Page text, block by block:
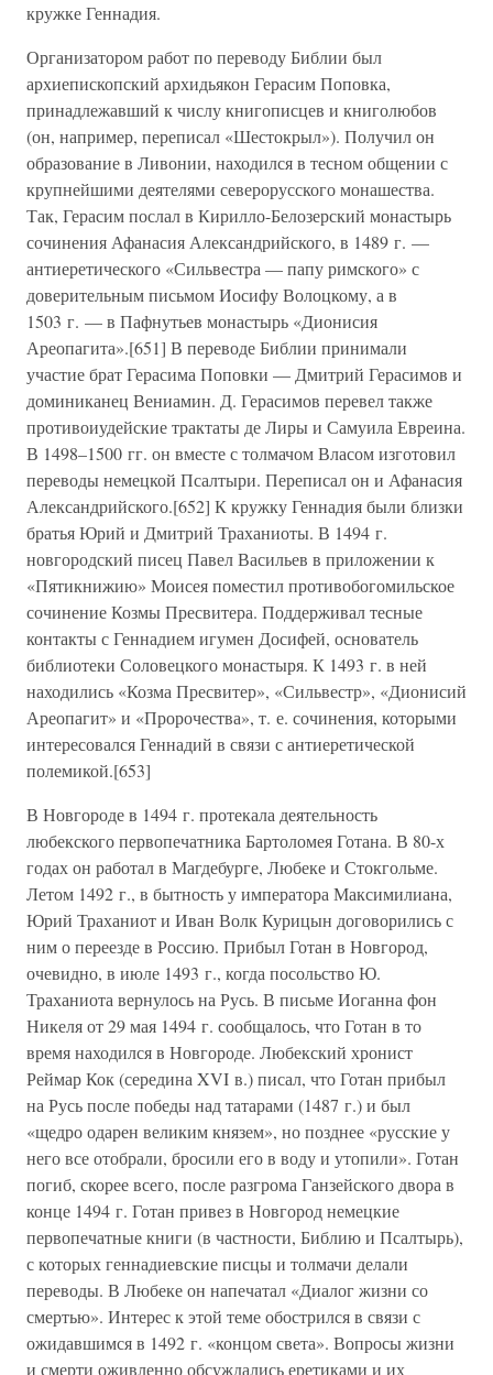
кружке Геннадия.
Организатором работ по переводу Библии был
архиепископский архидьякон Герасим Поповка,
принадлежавший к числу книгописцев и книголюбов
(он, например, переписал «Шестокрыл»). Получил он
образование в Ливонии, находился в тесном общении с
крупнейшими деятелями северорусского монашества.
Так, Герасим послал в Кирилло-Белозерский монастырь
сочинения Афанасия Александрийского, в 1489 г. —
антиеретического «Сильвестра — папу римского» с
доверительным письмом Иосифу Волоцкому, а в
1503 г. — в Пафнутьев монастырь «Дионисия
Ареопагита».[651] В переводе Библии принимали
участие брат Герасима Поповки — Дмитрий Герасимов и
доминиканец Вениамин. Д. Герасимов перевел также
противоиудейские трактаты де Лиры и Самуила Евреина.
В 1498–1500 гг. он вместе с толмачом Власом изготовил
переводы немецкой Псалтыри. Переписал он и Афанасия
Александрийского.[652] К кружку Геннадия были близки
братья Юрий и Дмитрий Траханиоты. В 1494 г.
новгородский писец Павел Васильев в приложении к
«Пятикнижию» Моисея поместил противобогомильское
сочинение Козмы Пресвитера. Поддерживал тесные
контакты с Геннадием игумен Досифей, основатель
библиотеки Соловецкого монастыря. К 1493 г. в ней
находились «Козма Пресвитер», «Сильвестр», «Дионисий
Ареопагит» и «Пророчества», т. е. сочинения, которыми
интересовался Геннадий в связи с антиеретической
полемикой.[653]
В Новгороде в 1494 г. протекала деятельность
любекского первопечатника Бартоломея Готана. В 80-х
годах он работал в Магдебурге, Любеке и Стокгольме.
Летом 1492 г., в бытность у императора Максимилиана,
Юрий Траханиот и Иван Волк Курицын договорились с
ним о переезде в Россию. Прибыл Готан в Новгород,
очевидно, в июле 1493 г., когда посольство Ю.
Траханиота вернулось на Русь. В письме Иоганна фон
Никеля от 29 мая 1494 г. сообщалось, что Готан в то
время находился в Новгороде. Любекский хронист
Реймар Кок (середина XVI в.) писал, что Готан прибыл
на Русь после победы над татарами (1487 г.) и был
«щедро одарен великим князем», но позднее «русские у
него все отобрали, бросили его в воду и утопили». Готан
погиб, скорее всего, после разгрома Ганзейского двора в
конце 1494 г. Готан привез в Новгород немецкие
первопечатные книги (в частности, Библию и Псалтырь),
с которых геннадиевские писцы и толмачи делали
переводы. В Любеке он напечатал «Диалог жизни со
смертью». Интерес к этой теме обострился в связи с
ожидавшимся в 1492 г. «концом света». Вопросы жизни
и смерти оживленно обсуждались еретиками и их